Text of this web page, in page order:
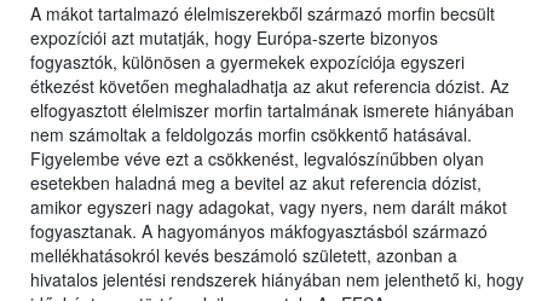
A mákot tartalmazó élelmiszerekből származó morfin becsült
expozíciói azt mutatják, hogy Európa-szerte bizonyos
fogyasztók, különösen a gyermekek expozíciója egyszeri
étkezést követően meghaladhatja az akut referencia dózist. Az
elfogyasztott élelmiszer morfin tartalmának ismerete hiányában
nem számoltak a feldolgozás morfin csökkentő hatásával.
Figyelembe véve ezt a csökkenést, legvalószínűbben olyan
esetekben haladná meg a bevitel az akut referencia dózist,
amikor egyszeri nagy adagokat, vagy nyers, nem darált mákot
fogyasztanak. A hagyományos mákfogyasztásból származó
mellékhatásokról kevés beszámoló született, azonban a
hivatalos jelentési rendszerek hiányában nem jelenthető ki, hogy